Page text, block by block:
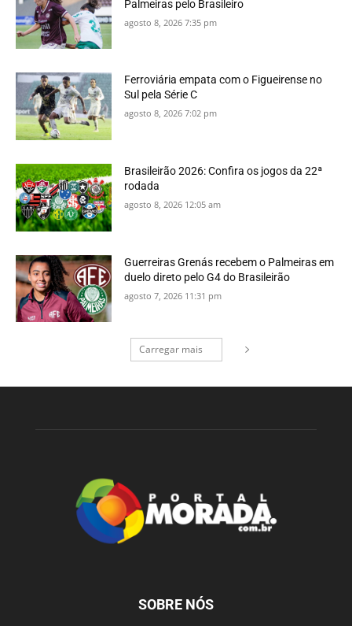
Palmeiras pelo Brasileiro
agosto 8, 2026 7:35 pm
Ferroviária empata com o Figueirense no
Sul pela Série C
agosto 8, 2026 7:02 pm
Brasileirão 2026: Confira os jogos da 22ª
rodada
agosto 8, 2026 12:05 am
Guerreiras Grenás recebem o Palmeiras em
duelo direto pelo G4 do Brasileirão
agosto 7, 2026 11:31 pm
Carregar mais
SOBRE NÓS